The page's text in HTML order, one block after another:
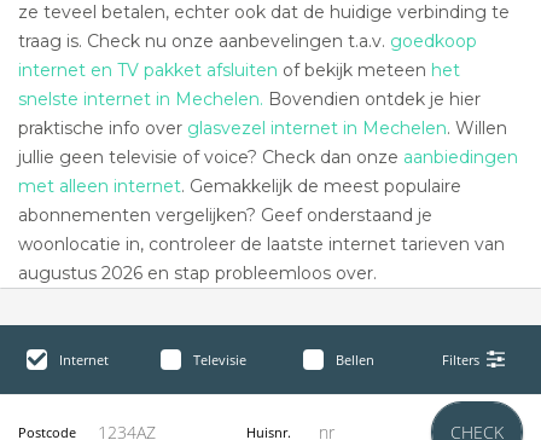
ze teveel betalen, echter ook dat de huidige verbinding te
traag is. Check nu onze aanbevelingen t.a.v. goedkoop
internet en TV pakket afsluiten of bekijk meteen het
snelste internet in Mechelen. Bovendien ontdek je hier
praktische info over glasvezel internet in Mechelen. Willen
jullie geen televisie of voice? Check dan onze aanbiedingen
met alleen internet. Gemakkelijk de meest populaire
abonnementen vergelijken? Geef onderstaand je
woonlocatie in, controleer de laatste internet tarieven van
augustus 2026 en stap probleemloos over.
Internet Televisie Bellen Filters
Postcode Huisnr. CHECK